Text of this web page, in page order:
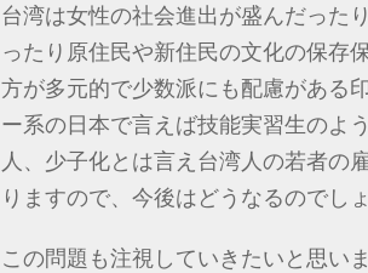
台湾は女性の社会進出が盛んだった
ったり原住民や新住民の文化の保存
方が多元的で少数派にも配慮がある
ー系の日本で言えば技能実習生のよ
人、少子化とは言え台湾人の若者の
りますので、今後はどうなるのでし
この問題も注視していきたいと思いま